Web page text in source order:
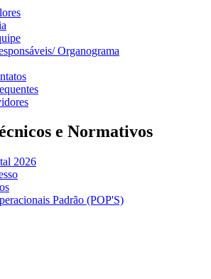
Organograma
e Normativos
2026
Padrão (POP'S)